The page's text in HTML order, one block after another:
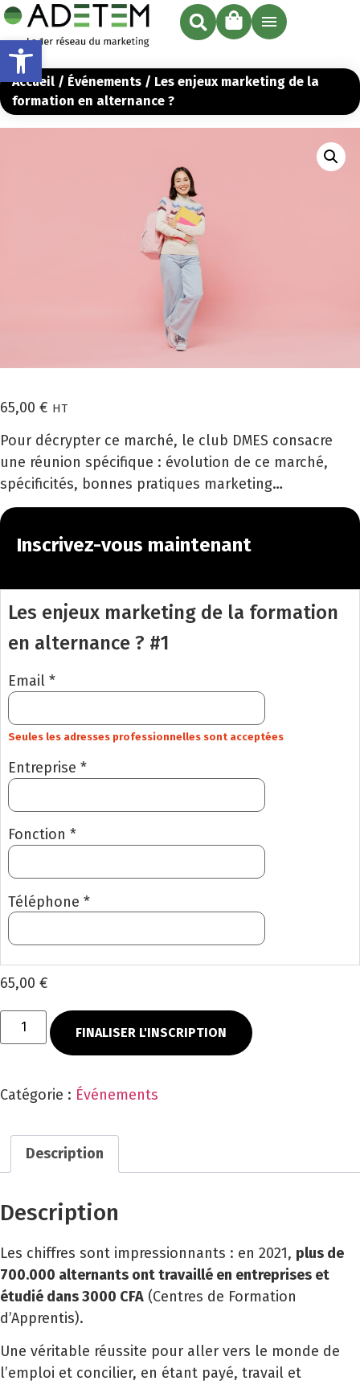
Ouvrir la barre d’outils
Accueil / Événements / Les enjeux marketing de la
formation en alternance ?
65,00 € HT
Pour décrypter ce marché, le club DMES consacre
une réunion spécifique : évolution de ce marché,
spécificités, bonnes pratiques marketing…
Inscrivez-vous maintenant
Les enjeux marketing de la formation
en alternance ? #1
Email *
Seules les adresses professionnelles sont acceptées
Entreprise *
Fonction *
Téléphone *
65,00 €
FINALISER L'INSCRIPTION
Catégorie : Événements
Description
Description
Les chiffres sont impressionnants : en 2021, plus de
700.000 alternants ont travaillé en entreprises et
étudié dans 3000 CFA (Centres de Formation
d’Apprentis).
Une véritable réussite pour aller vers le monde de
l’emploi et concilier, en étant payé, travail et